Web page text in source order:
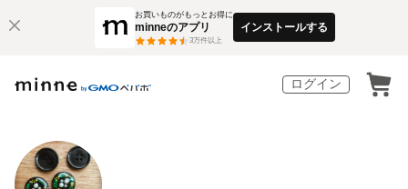
お買いものがもっとお得に
minneのアプリ
3万件以上
インストールする
ログイン